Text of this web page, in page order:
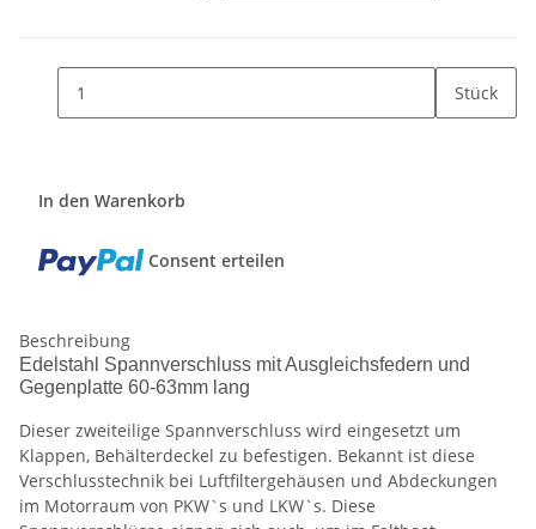
Stück
In den Warenkorb
Consent erteilen
Beschreibung
Edelstahl Spannverschluss mit Ausgleichsfedern und
Gegenplatte 60-63mm lang
Dieser zweiteilige Spannverschluss wird eingesetzt um
Klappen, Behälterdeckel zu befestigen. Bekannt ist diese
Verschlusstechnik bei Luftfiltergehäusen und Abdeckungen
im Motorraum von PKW`s und LKW`s. Diese